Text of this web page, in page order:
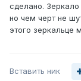
сделано.
но чем черт не
этого зеркальце
Вставить ник